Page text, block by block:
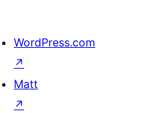
WordPress.com
↗
Matt
↗